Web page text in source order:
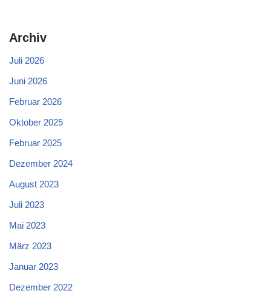
Archiv
Juli 2026
Juni 2026
Februar 2026
Oktober 2025
Februar 2025
Dezember 2024
August 2023
Juli 2023
Mai 2023
März 2023
Januar 2023
Dezember 2022